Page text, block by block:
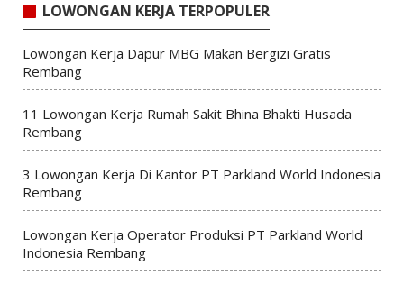
LOWONGAN KERJA TERPOPULER
Lowongan Kerja Dapur MBG Makan Bergizi Gratis
Rembang
11 Lowongan Kerja Rumah Sakit Bhina Bhakti Husada
Rembang
3 Lowongan Kerja Di Kantor PT Parkland World Indonesia
Rembang
Lowongan Kerja Operator Produksi PT Parkland World
Indonesia Rembang